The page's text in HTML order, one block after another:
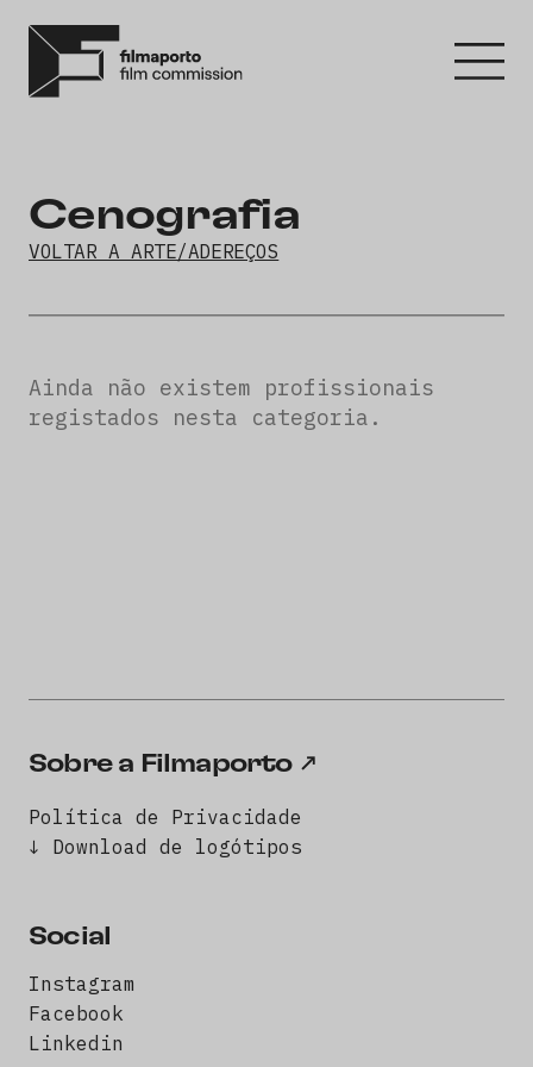
Cenografia
VOLTAR A ARTE/ADEREÇOS
Ainda não existem profissionais
registados nesta categoria.
Sobre a Filmaporto
Política de Privacidade
↓ Download de logótipos
Social
Instagram
Facebook
Linkedin